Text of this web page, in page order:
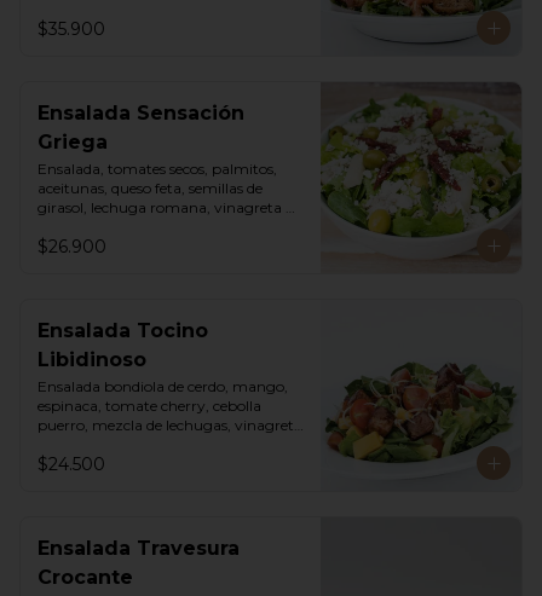
$35.900
Ensalada Sensación
Griega
Ensalada, tomates secos, palmitos,
aceitunas, queso feta, semillas de
girasol, lechuga romana, vinagreta
$26.900
Ensalada Tocino
Libidinoso
Ensalada bondiola de cerdo, mango,
espinaca, tomate cherry, cebolla
puerro, mezcla de lechugas, vinagreta
$24.500
Ensalada Travesura
Crocante